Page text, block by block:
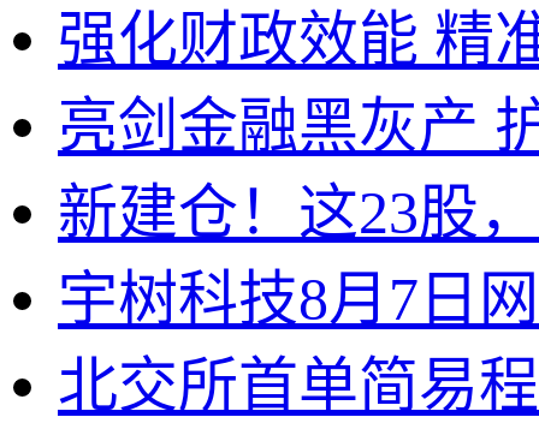
强化财政效能 精
亮剑金融黑灰产
新建仓！这23股
宇树科技8月7日
北交所首单简易